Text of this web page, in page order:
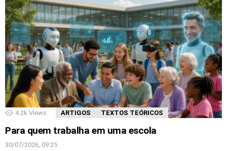
4.2k Views ARTIGOS TEXTOS TEÓRICOS
Para quem trabalha em uma escola
30/07/2026, 09:25